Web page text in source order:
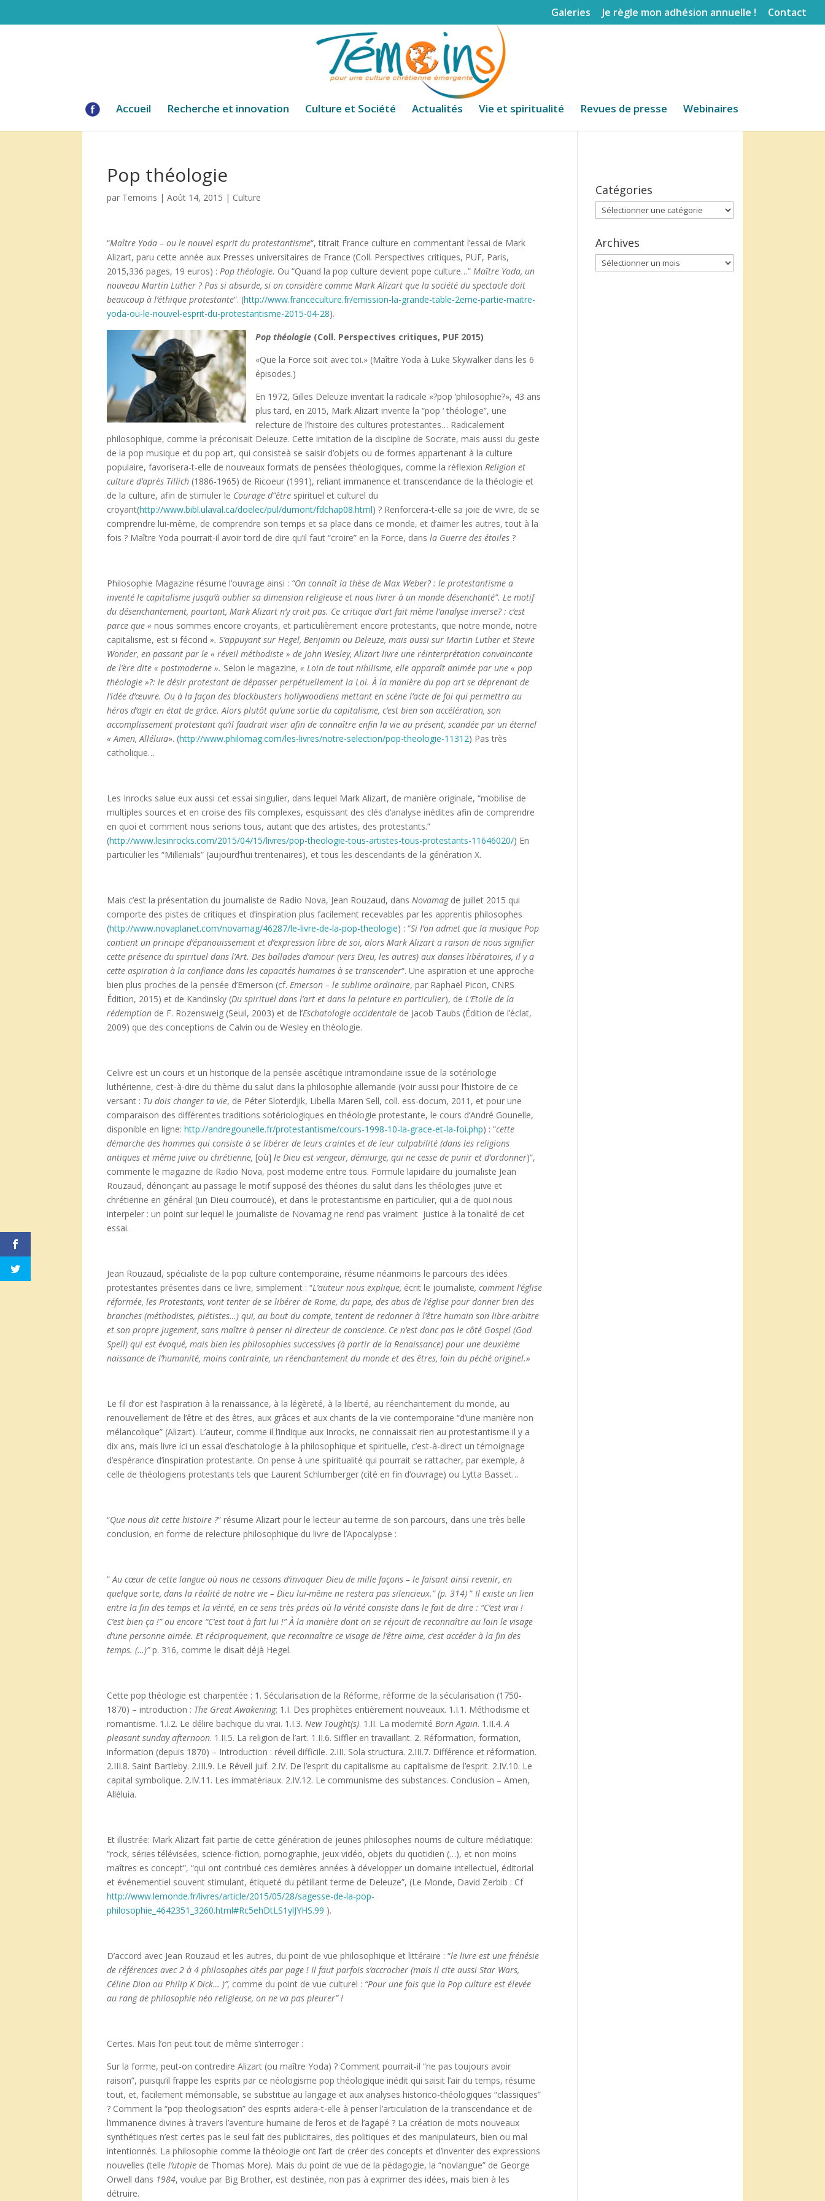
Galeries Je règle mon adhésion annuelle ! Contact
Accueil Recherche et innovation Culture et Société Actualités Vie et spiritualité Revues de presse Webinaires
Pop théologie
par Temoins |Août 14, 2015 | Culture
“Maître Yoda – ou le nouvel esprit du protestantisme“, titrait France culture en commentant l’essai de Mark
Alizart, paru cette année aux Presses universitaires de France (Coll. Perspectives critiques, PUF, Paris,
2015,336 pages, 19 euros) :Pop théologie. Ou “Quand la pop culture devient pope culture…”Maître Yoda, un
nouveau Martin Luther ? Pas si absurde, si on considère comme Mark Alizart que la société du spectacle doit
beaucoupà l’éthique protestante“. (http://www.franceculture.fr/emission-la-grande-table-2eme-partie-maitre-
yoda-ou-le-nouvel-esprit-du-protestantisme-2015-04-28).
Pop théologie (Coll. Perspectives critiques, PUF 2015)
«Que la Force soit avec toi.» (Maître Yoda à Luke Skywalker dans les 6
épisodes.)
En 1972, Gilles Deleuze inventait la radicale «?pop ‘philosophie?», 43 ans
plus tard, en 2015, Mark Alizart invente la “pop ‘ théologie”, une
relecture de l’histoire des cultures protestantes… Radicalement
philosophique, comme la préconisait Deleuze. Cette imitation de la discipline de Socrate, mais aussi du geste
de la pop musique et du pop art, qui consisteà se saisir d’objets ou de formes appartenant à la culture
populaire, favorisera-t-elle de nouveaux formats de pensées théologiques, comme la réflexionReligion et
culture d’après Tillich (1886-1965) de Ricoeur (1991), reliant immanence et transcendance de la théologie et
de la culture, afin de stimuler le Courage d”être spirituel et culturel du
croyant(http://www.bibl.ulaval.ca/doelec/pul/dumont/fdchap08.html) ? Renforcera-t-elle sa joie de vivre, de se
comprendre lui-même, de comprendre son temps et sa place dans ce monde, et d’aimer les autres, tout à la
fois ? Maître Yoda pourrait-il avoir tord de dire qu’il faut “croire” en la Force, dansla Guerre desétoiles?
Philosophie Magazine résume l’ouvrage ainsi : “On connaît la thèse de Max Weber? : le protestantisme a
inventé le capitalisme jusqu’à oublier sa dimension religieuse et nous livrerà un monde désenchanté”. Le motif
du désenchantement, pourtant, Mark Alizart n’y croit pas. Ce critique d’art fait même l’analyse inverse? : c’est
parce que«nous sommes encore croyants, et particulièrement encore protestants, que notre monde, notre
capitalisme, est si fécond». S’appuyant sur Hegel, Benjamin ou Deleuze, mais aussi sur Martin Luther et Stevie
Wonder, en passant par le« réveil méthodiste» de John Wesley, Alizart livre une réinterprétation convaincante
de l’ère dite«postmoderne». Selon le magazine,« Loin de tout nihilisme, elle apparaît animée par une«pop
théologie»?: le désir protestant de dépasser perpétuellement la Loi.À la manière du pop art se déprenant de
l’idée d’œuvre. Ouàla façon des blockbusters hollywoodiens mettant en scène l’acte de foi qui permettra au
héros d’agir enétat de grâce. Alors plutôt qu’une sortie du capitalisme, c’est bien son accélération, son
accomplissement protestant qu’il faudrait viser afin de connaître enfin la vie au présent, scandée par unéternel
« Amen, Alléluia». (http://www.philomag.com/les-livres/notre-selection/pop-theologie-11312) Pas très
catholique…
Les Inrocks salue eux aussi cet essai singulier, dans lequel Mark Alizart, de manière originale, “mobilise de
multiples sources et en croise des fils complexes, esquissant des clés d’analyse inédites afin de comprendre
en quoi et comment nous serions tous, autant que des artistes, des protestants.”
(http://www.lesinrocks.com/2015/04/15/livres/pop-theologie-tous-artistes-tous-protestants-11646020/) En
particulier les “Millenials” (aujourd’hui trentenaires), et tous les descendants de la génération X.
Mais c’est la présentation du journaliste de Radio Nova, Jean Rouzaud, dansNovamagde juillet 2015 qui
comporte des pistes de critiques et d’inspiration plus facilement recevables par les apprentis philosophes
(http://www.novaplanet.com/novamag/46287/le-livre-de-la-pop-theologie) : “Si l’on admet que la musique Pop
contient un principe d’épanouissement et d’expression libre de soi, alors Mark Alizart a raison de nous signifier
cette présence du spirituel dans l’Art. Des ballades d’amour (vers Dieu, les autres) aux danses libératoires, il y a
cette aspirationà la confiance dans les capacités humainesàse transcender“. Une aspiration et une approche
bien plus proches de la pensée d’Emerson (cf.Emerson – le sublime ordinaire, par Raphaël Picon, CNRS
Édition, 2015) et de Kandinsky (Du spirituel dans l’art et dans la peinture en particulier), deL’Etoile de la
rédemption de F. Rozensweig (Seuil, 2003) et de l’Eschatologie occidentale de Jacob Taubs (Édition de l’éclat,
2009) que des conceptions de Calvin ou de Wesley en théologie.
Celivre est un cours et un historique de la pensée ascétique intramondaine issue de la sotériologie
luthérienne, c’est-à-dire du thème du salut dans la philosophie allemande (voir aussi pour l’histoire de ce
versant : Tu dois changer ta vie, de Péter Sloterdjik, Libella Maren Sell, coll. ess-docum, 2011, et pour une
comparaison des différentes traditions sotériologiques en théologie protestante, le cours d’André Gounelle,
disponible en ligne:http://andregounelle.fr/protestantisme/cours-1998-10-la-grace-et-la-foi.php) : “cette
démarche des hommes qui consisteà se libérer de leurs craintes et de leur culpabilité (dans les religions
antiques et même juive ou chrétienne,[où]le Dieu est vengeur, démiurge, qui ne cesse de punir et d’ordonner)”,
commente le magazine de Radio Nova, post moderne entre tous. Formule lapidaire du journaliste Jean
Rouzaud, dénonçant au passage le motif supposé des théories du salut dans les théologies juive et
chrétienne en général (un Dieu courroucé), et dans le protestantisme en particulier, qui a de quoi nous
interpeler : un point sur lequel le journaliste de Novamag ne rend pas vraiment justice à la tonalité de cet
essai.
Jean Rouzaud, spécialiste de la pop culture contemporaine, résume néanmoins le parcours des idées
protestantes présentes dans ce livre, simplement : “L’auteur nous explique, écrit le journaliste, comment l’église
réformée, les Protestants, vont tenter de se libérer de Rome, du pape, des abus de l’église pour donner bien des
branches (méthodistes, piétistes…) qui, au bout du compte, tentent de redonnerà l’être humain son libre-arbitre
et son propre jugement, sans maîtreà penser ni directeur de conscience. Ce n’est donc pas le côté Gospel (God
Spell) qui estévoqué, mais bien les philosophies successives (à partir de la Renaissance) pour une deuxième
naissance de l’humanité, moins contrainte, un réenchantement du monde et desêtres, loin du péché originel.»
Le fil d’or est l’aspiration à la renaissance, à la légèreté, à la liberté, au réenchantement du monde, au
renouvellement de l’être et des êtres, aux grâces et aux chants de la vie contemporaine “d’une manière non
mélancolique” (Alizart). L’auteur, comme il l’indique aux Inrocks, ne connaissait rien au protestantisme il y a
dix ans, mais livre ici un essai d’eschatologie à la philosophique et spirituelle, c’est-à-direct un témoignage
d’espérance d’inspiration protestante. On pense à une spiritualité qui pourrait se rattacher, par exemple, à
celle de théologiens protestants tels que Laurent Schlumberger (cité en fin d’ouvrage) ou Lytta Basset…
“Que nous dit cette histoire ?” résume Alizart pour le lecteur au terme de son parcours, dans une très belle
conclusion, en forme de relecture philosophique du livre de l’Apocalypse :
”Au cœur de cette langue où nous ne cessons d’invoquer Dieu de mille façons – le faisant ainsi revenir, en
quelque sorte, dans la réalité de notre vie – Dieu lui-même ne restera pas silencieux.” (p. 314)”Il existe un lien
entre la fin des temps et la vérité, en ce sens très précis où la vérité consiste dans le fait de dire : “C’est vrai !
C’est biença !” ou encore “C’est toutà fait lui !”À la manière dont on se réjouit de reconnaître au loin le visage
d’une personne aimée. Et réciproquement, que reconnaître ce visage de l’être aime, c’est accéderà la fin des
temps. (…)”p. 316, comme le disait déjà Hegel.
Cette pop théologie est charpentée : 1. Sécularisation de la Réforme, réforme de la sécularisation (1750-
1870) – introduction : The Great Awakening; 1.I. Des prophètes entièrement nouveaux. 1.I.1. Méthodisme et
romantisme. 1.I.2. Le délire bachique du vrai. 1.I.3.New Tought(s). 1.II. La modernitéBorn Again. 1.II.4.A
pleasant sunday afternoon. 1.II.5. La religion de l’art. 1.II.6. Siffler en travaillant. 2. Réformation, formation,
information (depuis 1870) – Introduction : réveil difficile. 2.III. Sola structura. 2.III.7. Différence et réformation.
2.III.8. Saint Bartleby. 2.III.9. Le Réveil juif. 2.IV. De l’esprit du capitalisme au capitalisme de l’esprit. 2.IV.10. Le
capital symbolique. 2.IV.11. Les immatériaux. 2.IV.12. Le communisme des substances. Conclusion – Amen,
Alléluia.
Et illustrée: Mark Alizart fait partie de cette génération de jeunes philosophes nourris de culture médiatique:
“rock, séries télévisées, science-fiction, pornographie, jeux vidéo, objets du quotidien (…), et non moins
maîtres es concept”, “qui ont contribué ces dernières années à développer un domaine intellectuel, éditorial
et événementiel souvent stimulant, étiqueté du pétillant terme de Deleuze”, (Le Monde, David Zerbib : Cf
http://www.lemonde.fr/livres/article/2015/05/28/sagesse-de-la-pop-
philosophie_4642351_3260.html#Rc5ehDtLS1ylJYHS.99 ).
D’accord avec Jean Rouzaud et les autres, du point de vue philosophique et littéraire : “le livre est une frénésie
de références avec 2à 4 philosophes cités par page ! Il faut parfois s’accrocher (mais il cite aussi Star Wars,
Céline Dion ou Philip K Dick… )”, comme du point de vue culturel : “Pour une fois que la Pop culture estélevée
au rang de philosophie néo religieuse, on ne va pas pleurer”!
Certes. Mais l’on peut tout de même s’interroger :
Sur la forme, peut-on contredire Alizart (ou maître Yoda) ? Comment pourrait-il “ne pas toujours avoir
raison”, puisqu’il frappe les esprits par ce néologisme pop théologique inédit qui saisit l’air du temps, résume
tout, et, facilement mémorisable, se substitue au langage et aux analyses historico-théologiques “classiques”
? Comment la “pop theologisation” des esprits aidera-t-elle à penser l’articulation de la transcendance et de
l’immanence divines à travers l’aventure humaine de l’eros et de l’agapé ? La création de mots nouveaux
synthétiques n’est certes pas le seul fait des publicitaires, des politiques et des manipulateurs, bien ou mal
intentionnés. La philosophie comme la théologie ont l’art de créer des concepts et d’inventer des expressions
nouvelles (tellel’utopie de Thomas More). Mais du point de vue de la pédagogie, la “novlangue” de George
Orwell dans 1984, voulue par Big Brother, est destinée, non pas à exprimer des idées, mais bien à les
détruire.
Catégories
Catégories
Archives
Archives